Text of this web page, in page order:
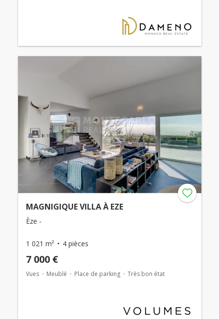
MAGNIGIQUE VILLA À EZE
Èze -
1 021 m² 4 pièces
7 000 €
Vues Meublé Place de parking Très bon état